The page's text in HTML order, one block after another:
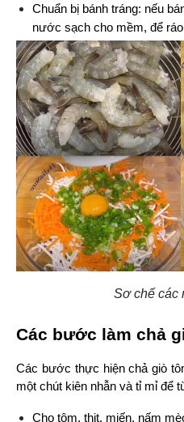
Chuẩn bị bánh tráng: nếu
nước sạch cho mềm, để
Sơ chế các
Các bước làm chả
Các bước thực hiện chả giò
một chút kiên nhẫn và tỉ mỉ để
Cho tôm, thịt, miến, nấm